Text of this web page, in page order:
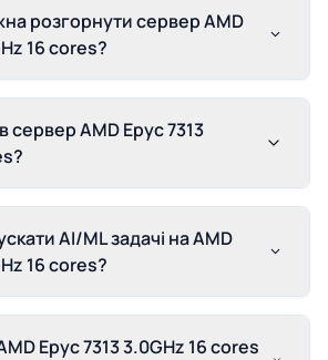
розгорнути сервер AMD
16 cores?
AMD Epyc 7313
AI/ML задачі на AMD
16 cores?
Epyc 7313 3.0GHz 16 cores